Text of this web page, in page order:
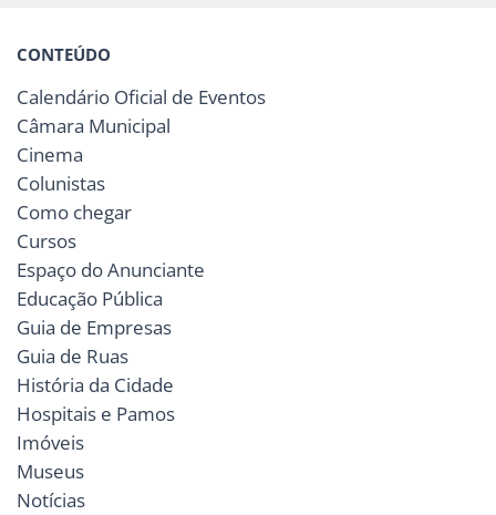
CONTEÚDO
Calendário Oficial de Eventos
Câmara Municipal
Cinema
Colunistas
Como chegar
Cursos
Espaço do Anunciante
Educação Pública
Guia de Empresas
Guia de Ruas
História da Cidade
Hospitais e Pamos
Imóveis
Museus
Notícias